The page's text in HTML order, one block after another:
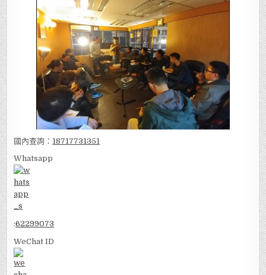
國內查詢： 18717731351
Whatsapp
:62299073
WeChat ID